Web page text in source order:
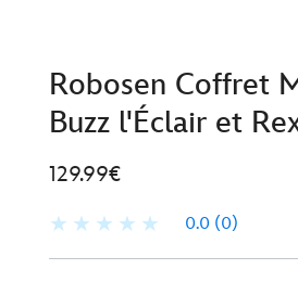
Robosen Coffret
Buzz l'Éclair et
129.99€
0.0 (0)